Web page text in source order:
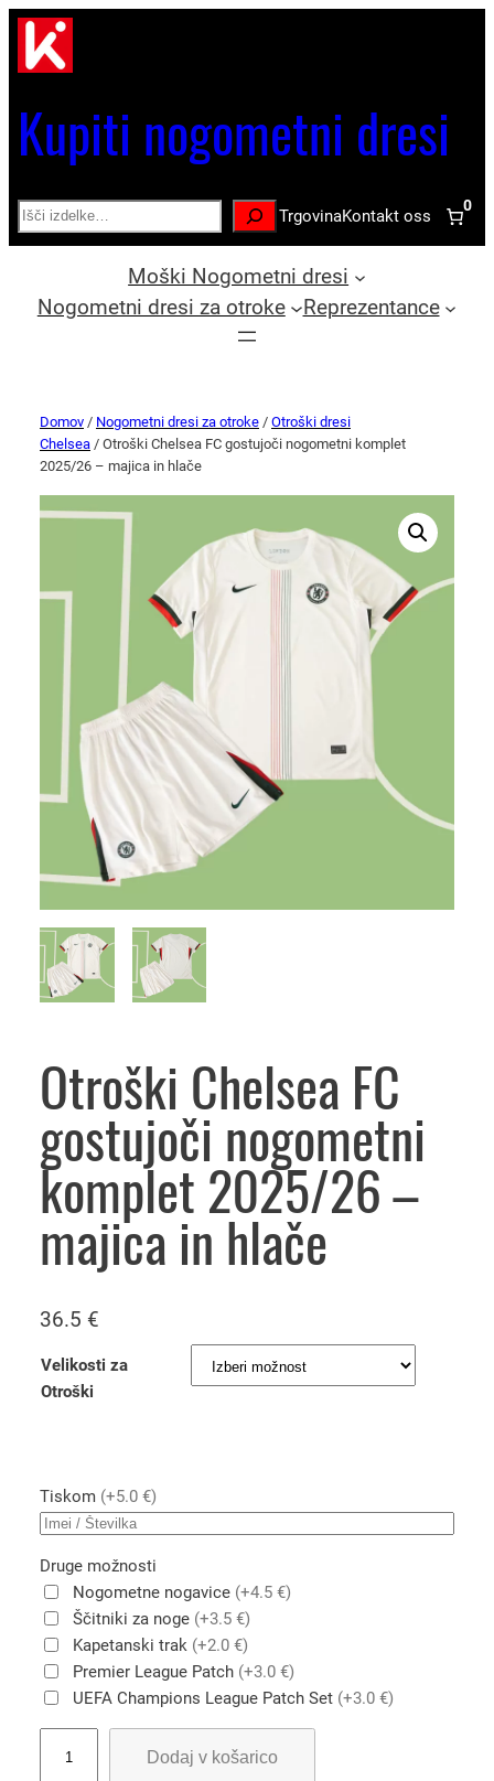
Kupiti nogometni dresi
Search TrgovinaKontakt oss
0
Moški Nogometni dresi
Nogometni dresi za otroke
Reprezentance
Domov / Nogometni dresi za otroke / Otroški dresi
Chelsea / Otroški Chelsea FC gostujoči nogometni komplet
2025/26 – majica in hlače
Otroški Chelsea FC
gostujoči nogometni
komplet 2025/26 –
majica in hlače
36.5 €
Velikosti za
Otroški
Tiskom (+5.0 €)
Druge možnosti
Nogometne nogavice (+4.5 €)
Ščitniki za noge (+3.5 €)
Kapetanski trak (+2.0 €)
Premier League Patch (+3.0 €)
UEFA Champions League Patch Set (+3.0 €)
Dodaj v košarico